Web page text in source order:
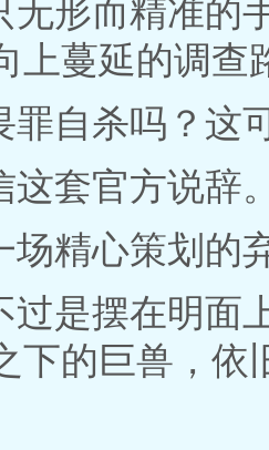
无形而精准的
上蔓延的调查
罪自杀吗？这
这套官方说辞
场精心策划的
过是摆在明面
下的巨兽，依